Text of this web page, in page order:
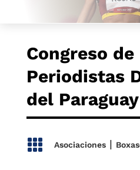
Congreso de
Periodistas
del
 Asociaciones|